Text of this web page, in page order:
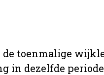
toenmalige
in dezelfde